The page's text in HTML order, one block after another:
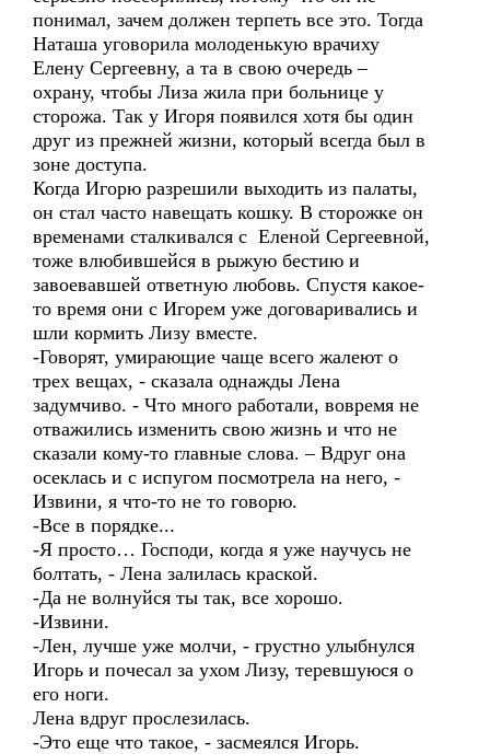
понимал, зачем должен терпеть все это. Тогда
Наташа уговорила молоденькую врачиху
Елену Сергеевну, а та в свою очередь –
охрану, чтобы Лиза жила при больнице у
сторожа. Так у Игоря появился хотя бы один
друг из прежней жизни, который всегда был в
зоне доступа.
Когда Игорю разрешили выходить из палаты,
он стал часто навещать кошку. В сторожке он
временами сталкивался с Еленой Сергеевной,
тоже влюбившейся в рыжую бестию и
завоевавшей ответную любовь. Спустя какое-
то время они с Игорем уже договаривались и
шли кормить Лизу вместе.
-Говорят, умирающие чаще всего жалеют о
трех вещах, - сказала однажды Лена
задумчиво. - Что много работали, вовремя не
отважились изменить свою жизнь и что не
сказали кому-то главные слова. – Вдруг она
осеклась и с испугом посмотрела на него, -
Извини, я что-то не то говорю.
-Все в порядке...
-Я просто… Господи, когда я уже научусь не
болтать, - Лена залилась краской.
-Да не волнуйся ты так, все хорошо.
-Извини.
-Лен, лучше уже молчи, - грустно улыбнулся
Игорь и почесал за ухом Лизу, теревшуюся о
его ноги.
Лена вдруг прослезилась.
-Это еще что такое, - засмеялся Игорь.